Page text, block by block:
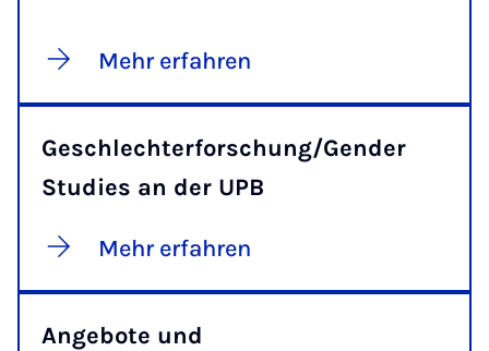
Mehr erfahren
Geschlechterforschung/Gender
Studies an der UPB
Mehr erfahren
Angebote und